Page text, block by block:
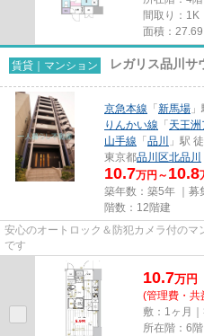
間取り：1K
面積：27.69
賃貸｜マンション レガリス品川サ
京急本線 「 新馬場
りんかい線 「 天王
山手線 「 品川
」駅
東京都品川区北品川
10.7万円～ 10.8
築年数：築5年 ｜募
階数：12階建
安心のオートロック＆防犯カメラ付の
です
10.7万円
(管理費・共
敷：1ヶ月
所在階：6階